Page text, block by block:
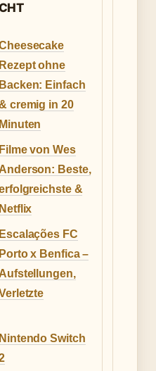
Rezept ohne
Backen: Einfach
cremig in 20
Minuten
Filme von Wes
Anderson: Beste,
&
Netflix
Escalações FC
Porto x Benfica –
Aufstellungen,
Nintendo Switch